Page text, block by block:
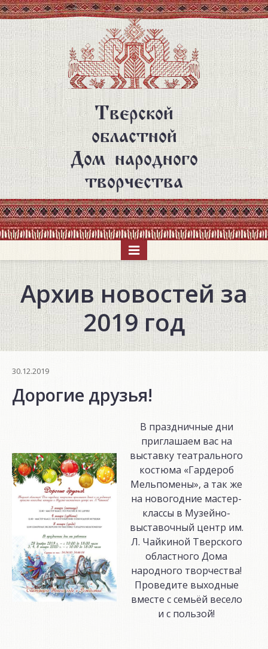
Перейти
к
основному
содержанию
Тверской
областной
Дом народного
творчества
Архив новостей за
2019 год
30.12.2019
Дорогие друзья!
В праздничные дни
приглашаем вас на
выставку театрального
костюма «Гардероб
Мельпомены», а так же
на новогодние мастер-
классы в Музейно-
выставочный центр им.
Л. Чайкиной Тверского
областного Дома
народного творчества!
Проведите выходные
вместе с семьёй весело
и с пользой!